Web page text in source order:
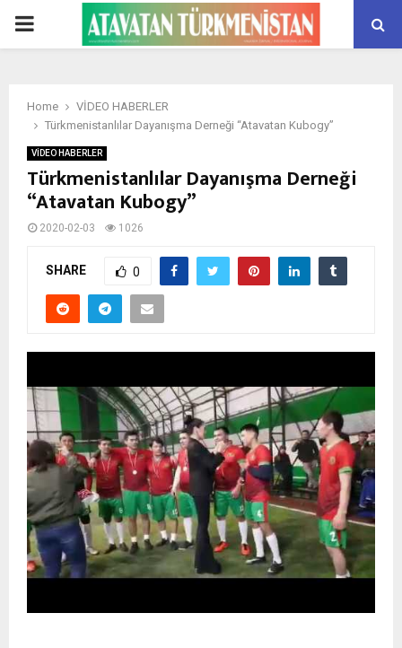
PRIMARY
Home
VİDEO HABERLER
Türkmenistanlılar Dayanışma Derneği “Atavatan Kubogy”
VİDEO HABERLER
Türkmenistanlılar Dayanışma Derneği
“Atavatan Kubogy”
2020-02-03 1026
SHARE 0